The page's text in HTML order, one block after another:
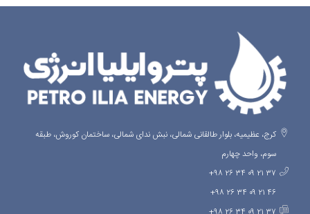
کرج، عظیمیه، بلوار طالقانی شمالی، نبش ندای شمالی، ساختمان کوروش، طبقه
سوم، واحد چهارم
۳۷ ۲۱ ۰۹ ۳۴ ۲۶ ۹۸+
۴۶ ۲۱ ۰۹ ۳۴ ۲۶ ۹۸+